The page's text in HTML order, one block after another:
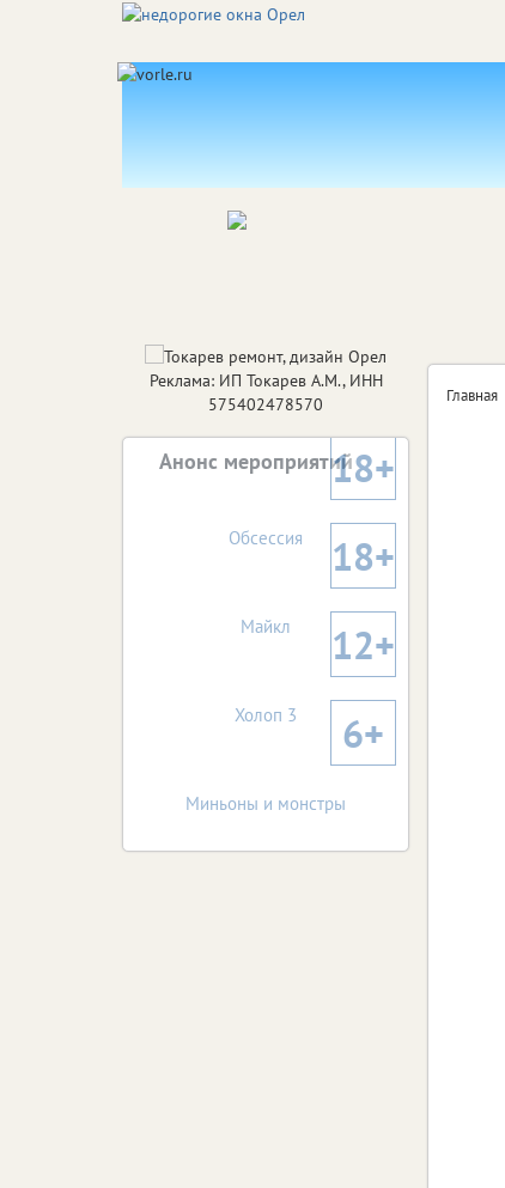
Главная
Реклама: ИП Токарев А.М., ИНН
575402478570
Анонс мероприятий18+
Обсессия 18+
Майкл 12+
Холоп 3 6+
Миньоны и монстры